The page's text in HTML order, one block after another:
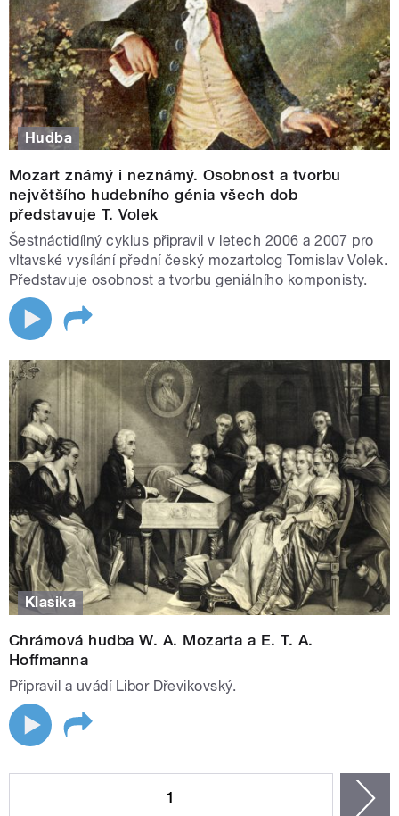
Hudba
Mozart známý i neznámý. Osobnost a tvorbu
největšího hudebního génia všech dob
představuje T. Volek
Šestnáctidílný cyklus připravil v letech 2006 a 2007 pro
vltavské vysílání přední český mozartolog Tomislav Volek.
Představuje osobnost a tvorbu geniálního komponisty.
Klasika
Chrámová hudba W. A. Mozarta a E. T. A.
Hoffmanna
Připravil a uvádí Libor Dřevikovský.
1